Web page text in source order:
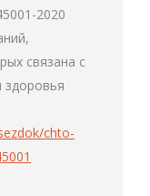
2020
связана с
здоровья
chto-